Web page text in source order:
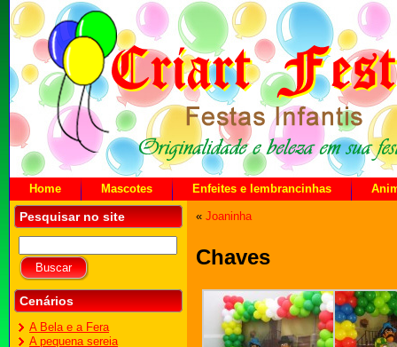
Home Mascotes Enfeites e lembrancinhas
Pesquisar no site
Cenários
A Bela e a Fera
A pequena sereia
« Joaninha
Chaves